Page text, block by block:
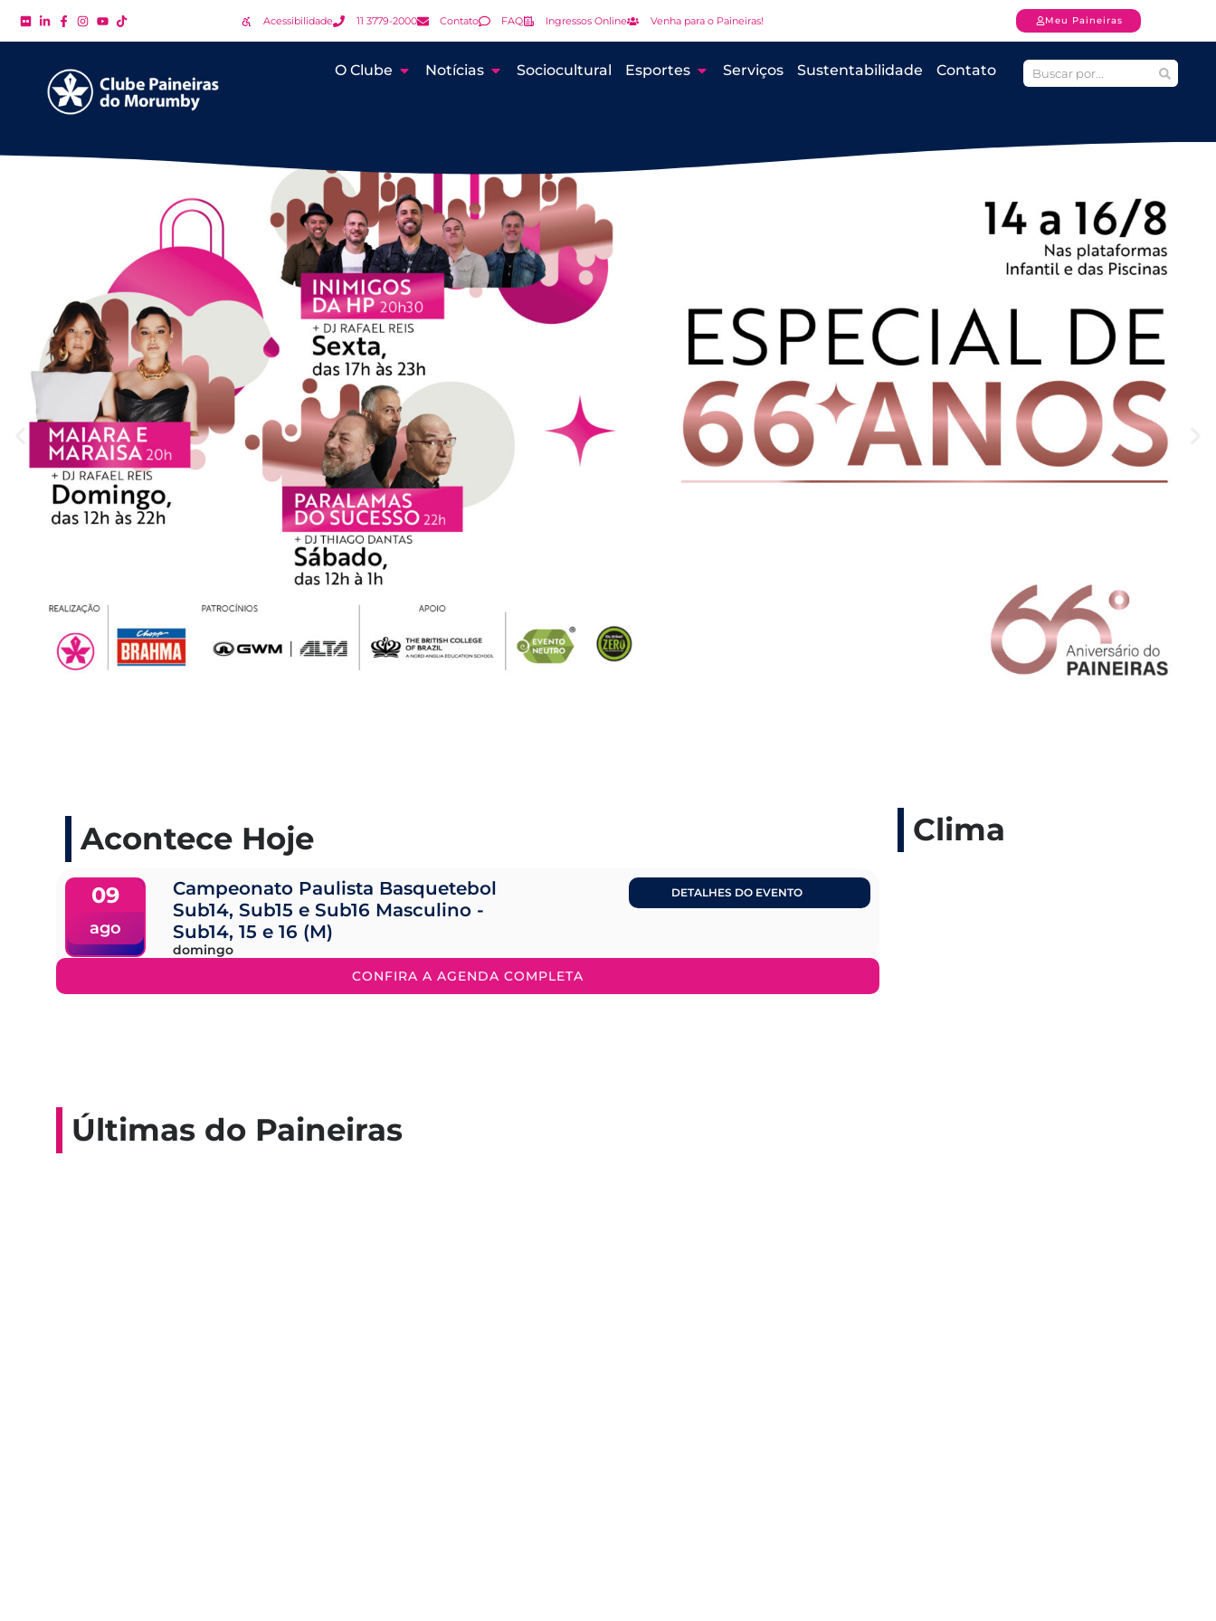
Acessibilidade 11 3779-2000 Contato FAQ Ingressos Online Venha para o Paineiras! Meu Paineiras
O Clube Notícias Sociocultural Esportes Serviços Sustentabilidade Contato
Acontece Hoje
09
ago
Campeonato Paulista Basquetebol
Sub14, Sub15 e Sub16 Masculino -
Sub14, 15 e 16 (M)
domingo
DETALHES DO EVENTO
CONFIRA A AGENDA COMPLETA
Clima
Últimas do Paineiras